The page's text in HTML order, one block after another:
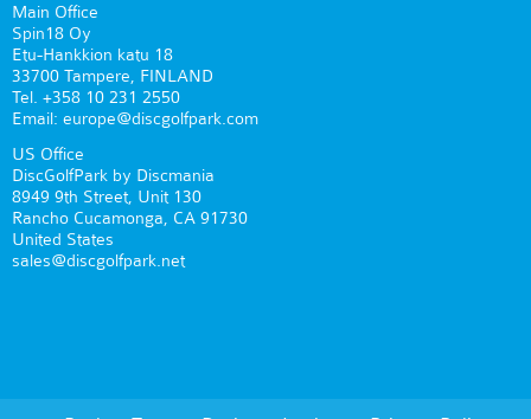
Main Office
Spin18 Oy
Etu-Hankkion katu 18
33700 Tampere, FINLAND
Tel. +358 10 231 2550
Email: europe@discgolfpark.com
US Office
DiscGolfPark by Discmania
8949 9th Street, Unit 130
Rancho Cucamonga, CA 91730
United States
sales@discgolfpark.net